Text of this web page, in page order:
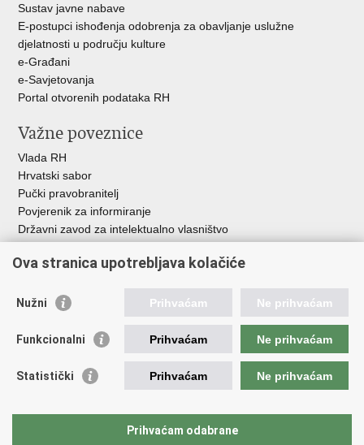
Sustav javne nabave
E-postupci ishođenja odobrenja za obavljanje uslužne
djelatnosti u području kulture
e-Građani
e-Savjetovanja
Portal otvorenih podataka RH
Važne poveznice
Vlada RH
Hrvatski sabor
Pučki pravobranitelj
Povjerenik za informiranje
Državni zavod za intelektualno vlasništvo
HAKOM
Ostale poveznice
Hrvatski audiovizualni centar
Creative Europe
EU National Institutes for Culture
Međunarodni centar za podvodnu arheologiju u Zadru (MCPA)
Ova stranica upotrebljava kolačiće
Nužni Prihvaćam Ne prihvaćam
Funkcionalni Prihvaćam Ne prihvaćam
Statistički Prihvaćam Ne prihvaćam
Prihvaćam odabrane